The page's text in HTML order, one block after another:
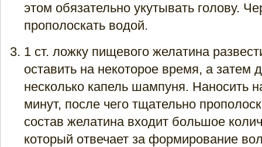
этом обязательно укутывать голову.
прополоскать водой.
1 ст. ложку пищевого желатина
оставить на некоторое время, а затем
несколько капель шампуня. Наносить
минут, после чего тщательно
состав желатина входит большое
который отвечает за формирование